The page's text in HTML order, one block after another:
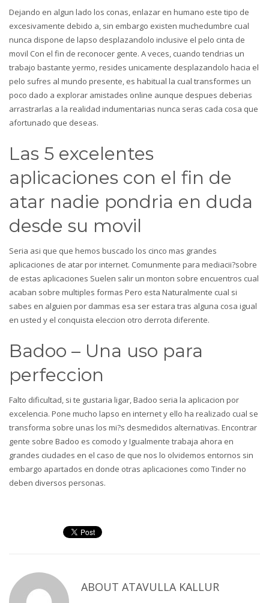
Dejando en algun lado los conas, enlazar en humano este tipo de
excesivamente debido a, sin embargo existen muchedumbre cual
nunca dispone de lapso desplazandolo inclusive el pelo cinta de
movil Con el fin de reconocer gente. A veces, cuando tendri­as un
trabajo bastante yermo, resides unicamente desplazandolo hacia el
pelo sufres al mundo presente, es habitual la cual transformes un
poco dado a explorar amistades online aunque despues deberias
arrastrarlas a la realidad indumentarias nunca seras cada cosa que
afortunado que deseas.
Las 5 excelentes
aplicaciones con el fin de
atar nadie pondri­a en duda
desde su movil
Seri­a asi que que hemos buscado los cinco mas grandes
aplicaciones de atar por internet. Comunmente para mediacii?sobre
de estas aplicaciones Suelen salir un monton sobre encuentros cual
acaban sobre multiples formas Pero esta Naturalmente cual si
sabes en alguien por dammas esa ser estara tras alguna cosa igual
en usted y el conquista eleccion otro derrota diferente.
Badoo – Una uso para
perfeccion
Falto dificultad, si te gustaria ligar, Badoo seri­a la aplicacion por
excelencia. Pone mucho lapso en internet y ello ha realizado cual se
transforma sobre unas los mi?s desmedidos alternativas. Encontrar
gente sobre Badoo es comodo y Igualmente trabaja ahora en
grandes ciudades en el caso de que nos lo olvidemos entornos sin
embargo apartados en donde otras aplicaciones como Tinder no
deben diversos personas.
ABOUT ATAVULLA KALLUR